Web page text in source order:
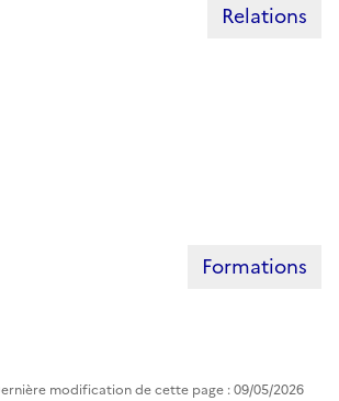
Relations
Formations
modification de cette page : 09/05/2026